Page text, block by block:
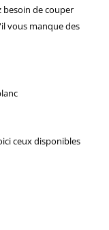
besoin de couper
vous manque des
ceux disponibles